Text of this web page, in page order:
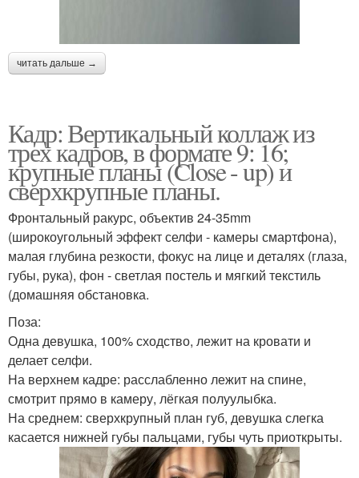
читать дальше →
Кадр: Вертикальный коллаж из
трех кадров, в формате 9: 16;
крупные планы (Close - up) и
сверхкрупные планы.
Фронтальный ракурс, объектив 24-35mm
(широкоугольный эффект селфи - камеры смартфона),
малая глубина резкости, фокус на лице и деталях (глаза,
губы, рука), фон - светлая постель и мягкий текстиль
(домашняя обстановка.
Поза:
Одна девушка, 100% сходство, лежит на кровати и
делает селфи.
На верхнем кадре: расслабленно лежит на спине,
смотрит прямо в камеру, лёгкая полуулыбка.
На среднем: сверхкрупный план губ, девушка слегка
касается нижней губы пальцами, губы чуть приоткрыты.